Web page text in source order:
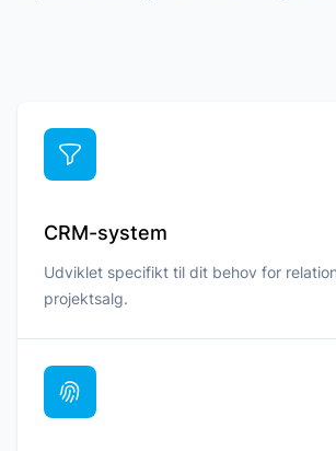
CRM-system
Udviklet specifikt til dit behov for
projektsalg.